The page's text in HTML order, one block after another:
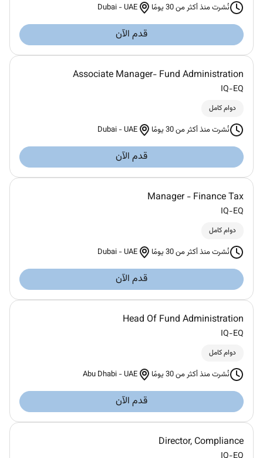
نُشرت منذ أكثر من 30 يومًا Dubai -UAE
قدم الآن
Associate Manager- Fund Administration
IQ-EQ
دوام كامل
نُشرت منذ أكثر من 30 يومًا Dubai -UAE
قدم الآن
Manager - Finance Tax
IQ-EQ
دوام كامل
نُشرت منذ أكثر من 30 يومًا Dubai -UAE
قدم الآن
Head Of Fund Administration
IQ-EQ
دوام كامل
نُشرت منذ أكثر من 30 يومًا Abu Dhabi -UAE
قدم الآن
Director, Compliance